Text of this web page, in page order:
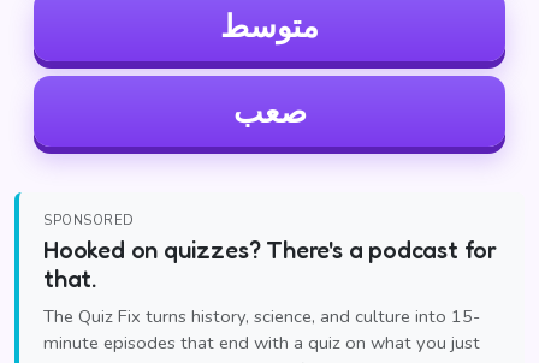
متوسط
صعب
SPONSORED
Hooked on quizzes? There's a podcast for
that.
The Quiz Fix turns history, science, and culture into 15-
minute episodes that end with a quiz on what you just